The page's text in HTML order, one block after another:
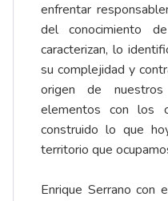
enfrentar
del conocimiento
caracterizan, lo
su complejidad y
origen de
elementos con los
construido lo que
territorio que
Enrique Serrano con